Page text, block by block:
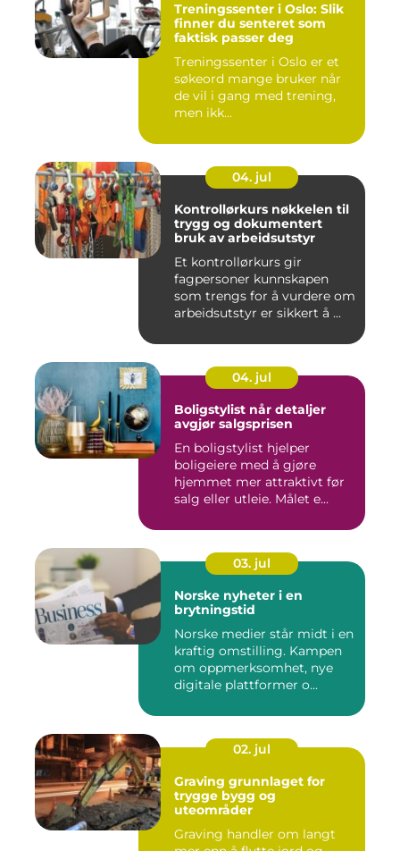
Treningssenter i Oslo: Slik
finner du senteret som
faktisk passer deg
Treningssenter i Oslo er et
søkeord mange bruker når
de vil i gang med trening,
men ikk...
04. jul
Kontrollørkurs nøkkelen til
trygg og dokumentert
bruk av arbeidsutstyr
Et kontrollørkurs gir
fagpersoner kunnskapen
som trengs for å vurdere om
arbeidsutstyr er sikkert å ...
04. jul
Boligstylist når detaljer
avgjør salgsprisen
En boligstylist hjelper
boligeiere med å gjøre
hjemmet mer attraktivt før
salg eller utleie. Målet e...
03. jul
Norske nyheter i en
brytningstid
Norske medier står midt i en
kraftig omstilling. Kampen
om oppmerksomhet, nye
digitale plattformer o...
02. jul
Graving grunnlaget for
trygge bygg og
uteområder
Graving handler om langt